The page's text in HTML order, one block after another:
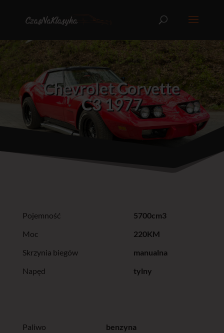
Chevrolet Corvette
C3 1977
Pojemność
5700cm3
Moc
220KM
Skrzynia biegów
manualna
Napęd
tylny
Paliwo
benzyna